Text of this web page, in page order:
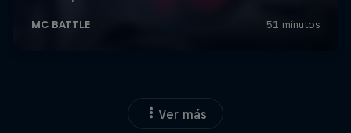
Ver más